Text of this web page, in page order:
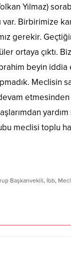
Yılmaz)
var. Birbirimize
gerekir.
ortaya çıktı.
beyin iddia
Meclisin
etmesinden
meclisi toplu
Başkanvekili, İbb,